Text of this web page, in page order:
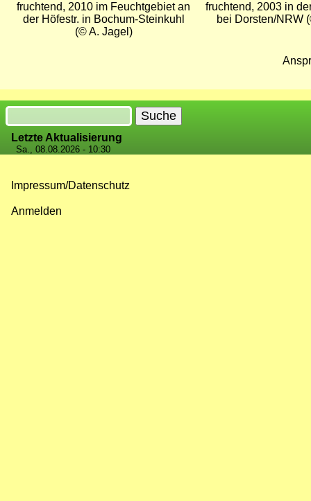
fruchtend, 2010 im Feuchtgebiet an
der Höfestr. in Bochum-Steinkuhl
(© A. Jagel)
fruchtend, 2003 in
bei Dorsten/NRW
Suche
Letzte Aktualisierung
Sa., 08.08.2026 - 10:30
Impressum/Datenschutz
Anmelden